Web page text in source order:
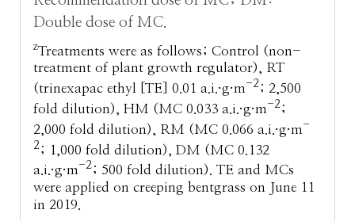
Double dose of MC.
zTreatments were as follows; Control (non-
treatment of plant growth regulator), RT
(trinexapac ethyl [TE] 0.01 a.i.·g·m -2; 2,500
fold dilution), HM (MC 0.033 a.i.·g·m -2;
2,000 fold dilution), RM (MC 0.066 a.i.·g·m -
2; 1,000 fold dilution), DM (MC 0.132
a.i.·g·m -2; 500 fold dilution). TE and MCs
were applied on creeping bentgrass on June 11
in 2019.